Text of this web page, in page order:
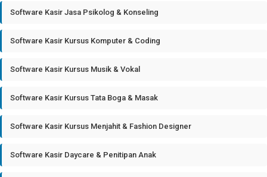
Software Kasir Jasa Psikolog & Konseling
Software Kasir Kursus Komputer & Coding
Software Kasir Kursus Musik & Vokal
Software Kasir Kursus Tata Boga & Masak
Software Kasir Kursus Menjahit & Fashion Designer
Software Kasir Daycare & Penitipan Anak